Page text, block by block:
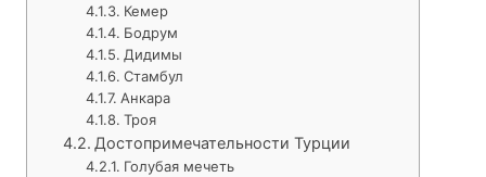
Кемер
Бодрум
Дидимы
Стамбул
Анкара
Троя
Достопримечательности Турции
Голубая мечеть